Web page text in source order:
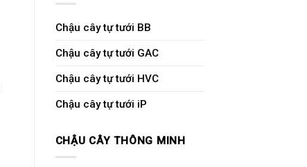
Chậu cây tự tưới BB
Chậu cây tự tưới GAC
Chậu cây tự tưới HVC
Chậu cây tự tưới iP
CHẬU CÂY THÔNG MINH